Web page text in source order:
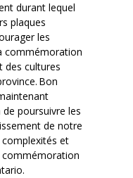
durant lequel
plaques
les
commémoration
des cultures
Bon
de poursuivre les
de notre
et
commémoration